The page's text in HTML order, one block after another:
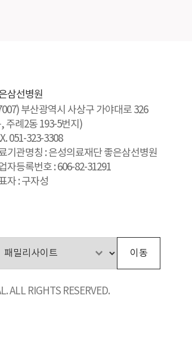
삼선병원
부산광역시 사상구 가야대로 326
주례2동 193-5번지)
051-323-3308
기관명칭 : 은성의료재단 좋은삼선병원
자등록번호 : 606-82-31291
자 : 구자성
이동
ALL RIGHTS RESERVED.